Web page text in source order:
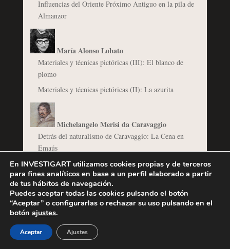
Influencias del Oriente Próximo Antiguo en la pila de
Almanzor
María Alonso Lobato
Materiales y técnicas pictóricas (III): El blanco de
plomo
Materiales y técnicas pictóricas (II): La azurita
Michelangelo Merisi da Caravaggio
Detrás del naturalismo de Caravaggio: La Cena en
Emaús
@osa_dias
El Barroco del Poder: arquitectura y urbanismo al
servicio de papas y reyes.
En INVESTIGART utilizamos cookies propias y de terceros
para fines analíticos en base a un perfil elaborado a partir
de tus hábitos de navegación.
Puedes aceptar todas las cookies pulsando el botón
“Aceptar” o configurarlas o rechazar su uso pulsando en el
botón ajustes.
Aceptar Ajustes